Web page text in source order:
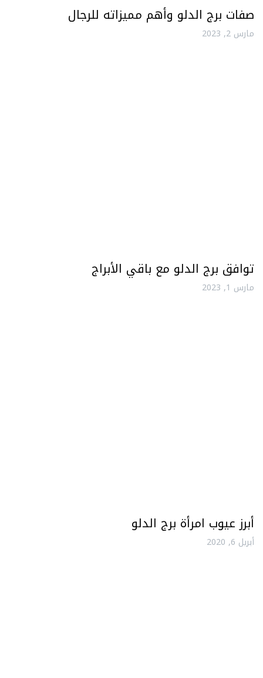
صفات برج الدلو وأهم مميزاته للرجال
مارس 2, 2023
توافق برج الدلو مع باقي الأبراج
مارس 1, 2023
أبرز عيوب امرأة برج الدلو
أبريل 6, 2020